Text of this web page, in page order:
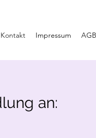
Kontakt Impressum AGB
an: